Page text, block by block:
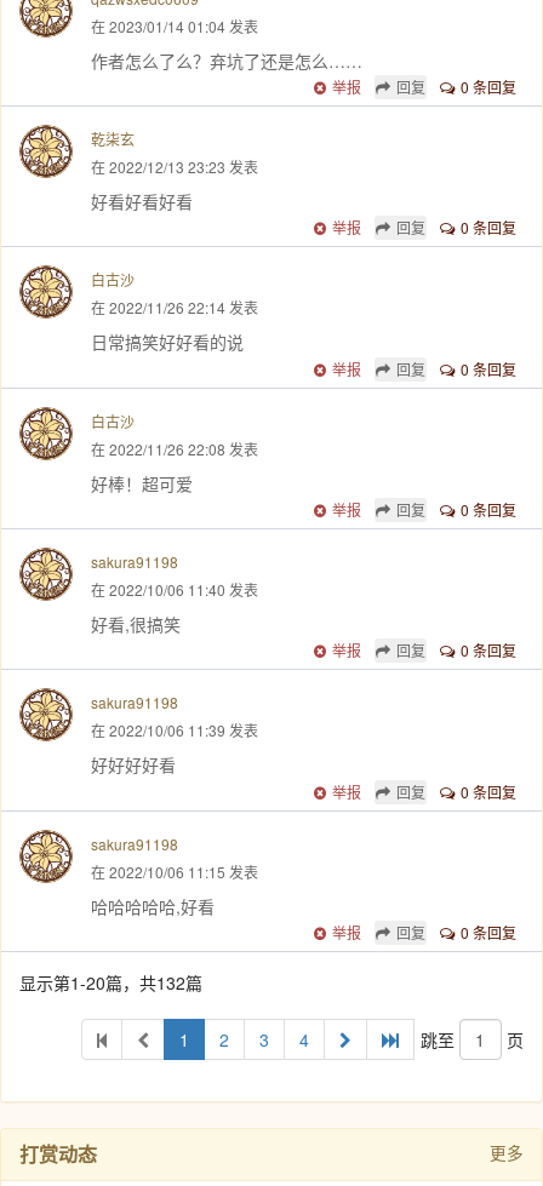
在 2023/01/14 01:04 发表
作者怎么了么？弃坑了还是怎么……
0 条回复
回复
举报
乾柒玄
在 2022/12/13 23:23 发表
好看好看好看
0 条回复
回复
举报
白古沙
在 2022/11/26 22:14 发表
日常搞笑好好看的说
0 条回复
回复
举报
白古沙
在 2022/11/26 22:08 发表
好棒！超可爱
0 条回复
回复
举报
sakura91198
在 2022/10/06 11:40 发表
好看,很搞笑
0 条回复
回复
举报
sakura91198
在 2022/10/06 11:39 发表
好好好好看
0 条回复
回复
举报
sakura91198
在 2022/10/06 11:15 发表
哈哈哈哈哈,好看
0 条回复
回复
举报
显示第1-20篇，共132篇
1 2 3 4 跳至 页
打赏动态 更多